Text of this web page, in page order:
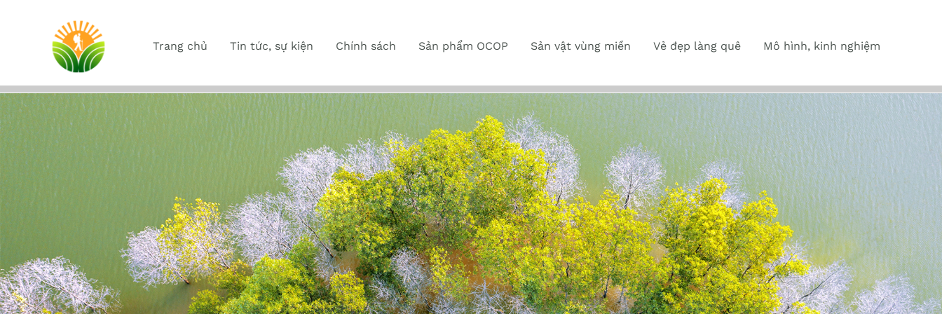
Trang chủ Tin tức, sự kiện Chính sách Sản phẩm OCOP Sản vật vùng miền Vẻ đẹp làng quê Mô hình, kinh nghiệm